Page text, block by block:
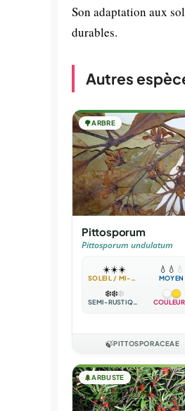
Son adaptation aux
durables.
Autres
🌳ARBRE
Pittosporum
Pittosporum undulatum
☀️☀️☀️
SOLEIL / MI-OMBRE
💧 💧 💧
MOYEN
❄️❄️❄️
SEMI-RUSTIQUE
🍃PITTOSPORACEAE
🌲ARBUSTE